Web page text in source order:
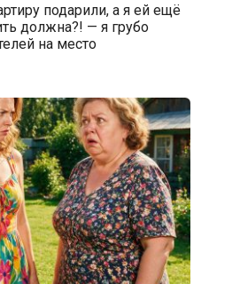
подарили, а я ей ещё
должна?! — я грубо
на место